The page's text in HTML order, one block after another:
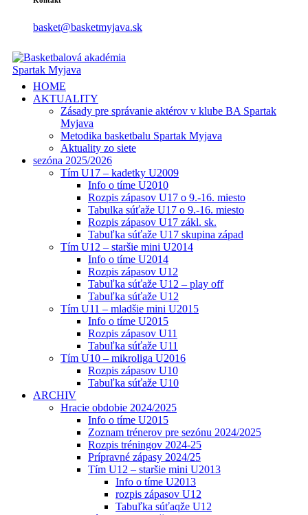
basket@basketmyjava.sk
HOME
AKTUALITY
Zásady pre správanie aktérov v klube BA Spartak
Myjava
Metodika basketbalu Spartak Myjava
Aktuality zo siete
sezóna 2025/2026
Tím U17 – kadetky U2009
Info o tíme U2010
Rozpis zápasov U17 o 9.-16. miesto
Tabulka súťaže U17 o 9.-16. miesto
Rozpis zápasov U17 zákl. sk.
Tabuľka súťaže U17 skupina západ
Tím U12 – staršie mini U2014
Info o tíme U2014
Rozpis zápasov U12
Tabuľka súťaže U12 – play off
Tabuľka súťaže U12
Tím U11 – mladšie mini U2015
Info o tíme U2015
Rozpis zápasov U11
Tabuľka súťaže U11
Tím U10 – mikroliga U2016
Rozpis zápasov U10
Tabuľka súťaže U10
ARCHIV
Hracie obdobie 2024/2025
Info o tíme U2015
Zoznam trénerov pre sezónu 2024/2025
Rozpis tréningov 2024-25
Prípravné zápasy 2024/25
Tím U12 – staršie mini U2013
Info o tíme U2013
rozpis zápasov U12
Tabuľka súťaqže U12